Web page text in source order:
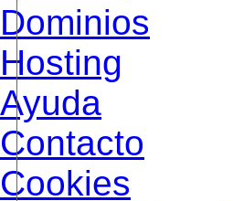
Dominios
Hosting
Ayuda
Contacto
Cookies